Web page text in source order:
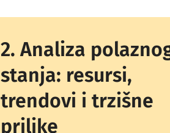
2. Analiza
stanja: resursi,
trendovi i trzišne
prilike